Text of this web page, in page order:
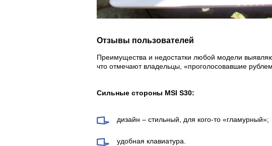
Отзывы пользователей
Преимущества и недостатки любой модели
что отмечают владельцы, «проголосовавшие
Сильные стороны MSI S30:
дизайн – стильный, для кого-то «гламурный»;
удобная клавиатура.